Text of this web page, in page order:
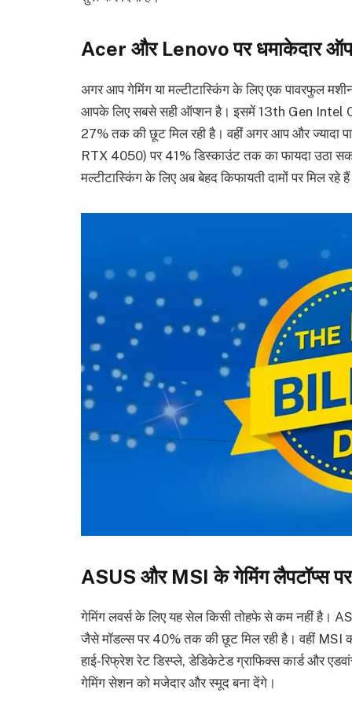
Acer और Lenovo पर धमाकेदार
अगर आप गेमिंग या मल्टीटास्किंग के लिए एक पावरफुल
आपके लिए सबसे सही ऑप्शन है। इसमें 13th Gen Intel
27% तक की छूट मिल रही है। वहीं अगर आप और ज्यादा
RTX 4050) पर 41% डिस्काउंट तक का फायदा
मल्टीटास्किंग के लिए अब बेहद किफायती दामों पर मिल रहे
ASUS और MSI के गेमिंग लैपटॉप्स
गेमिंग लवर्स के लिए यह सेल किसी तोहफे से कम नहीं
जैसे मॉडल्स पर 40% तक की छूट मिल रही है। वहीं MSI
हाई-रिफ्रेश रेट डिस्प्ले, डेडिकेटेड ग्राफिक्स कार्ड और
गेमिंग सेशन को मजेदार और स्मूद बना देंगे।